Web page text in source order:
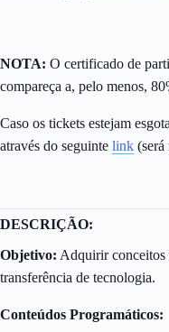
NOTA: O certificado de
compareça a, pelo menos,
Caso os tickets estejam
através do seguinte link
DESCRIÇÃO:
Objetivo: Adquirir conceitos
transferência de tecnologia.
Conteúdos Programáticos: